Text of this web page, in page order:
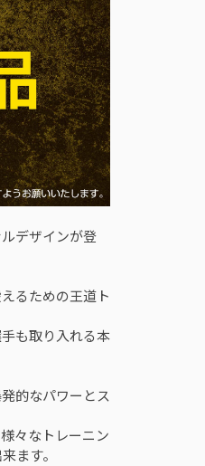
デザインが登
るための王道ト
も取り入れる本
的なパワーとス
々なトレーニン
ます。